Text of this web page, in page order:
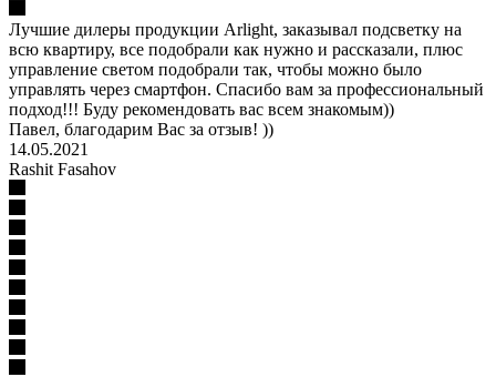
Лучшие дилеры продукции Arlight, заказывал подсветку на
всю квартиру, все подобрали как нужно и рассказали, плюс
управление светом подобрали так, чтобы можно было
управлять через смартфон. Спасибо вам за профессиональный
подход!!! Буду рекомендовать вас всем знакомым))
Павел, благодарим Вас за отзыв! ))
14.05.2021
Rashit Fasahov